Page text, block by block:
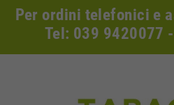
Per ordini telefonici e
Tel: 039 9420077